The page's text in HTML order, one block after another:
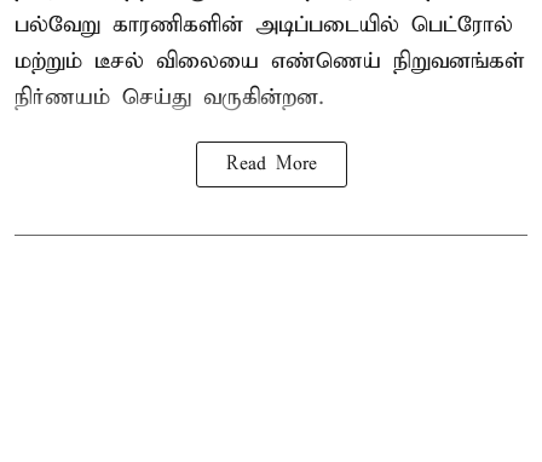
பல்வேறு காரணிகளின் அடிப்படையில் பெட்ரோல்
மற்றும் டீசல் விலையை எண்ணெய் நிறுவனங்கள்
நிர்ணயம் செய்து வருகின்றன.
Read More